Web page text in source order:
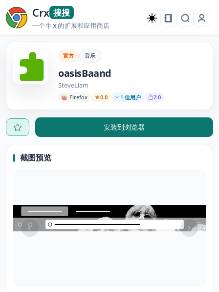
Crx 搜搜
一个牛X的扩展和应用商店
官方 音乐
oasisBaand
SteveLiam
Firefox 0.0 1 位用户 2.0
安装到浏览器
截图预览